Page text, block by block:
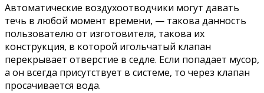
Автоматические воздухоотводчики могут давать
течь в любой момент времени, — такова данность
пользователю от изготовителя, такова их
конструкция, в которой игольчатый клапан
перекрывает отверстие в седле. Если попадает мусор,
а он всегда присутствует в системе, то через клапан
просачивается вода.